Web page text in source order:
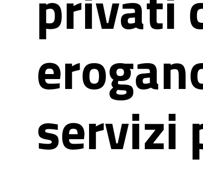
servizi